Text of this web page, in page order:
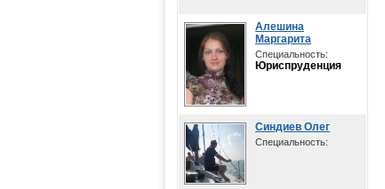
Алешина
Маргарита
Специальность:
Юриспруденция
Синдиев Олег
Специальность: